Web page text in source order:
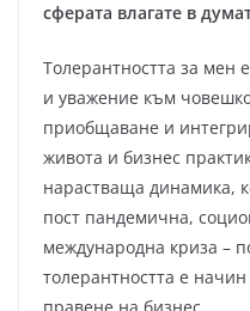
сферата влагате в
Толерантността за мен
и уважение към
приобщаване и
живота и бизнес
нарастваща динамика,
пост пандемична,
международна криза –
толерантността е